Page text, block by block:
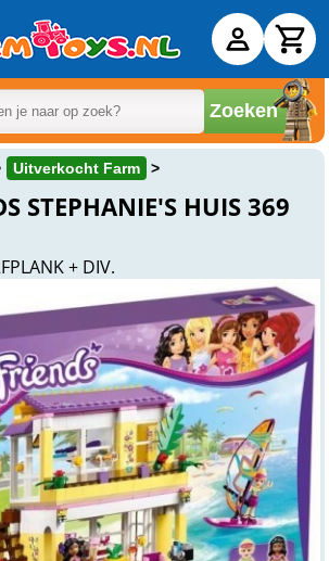
Zoeken
Uitverkocht Farm
STEPHANIE'S HUIS 369
+ DIV.